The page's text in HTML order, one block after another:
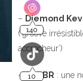
– Diemond
(‘groove
accrocheur’)
–DJ LBR : une
140
10